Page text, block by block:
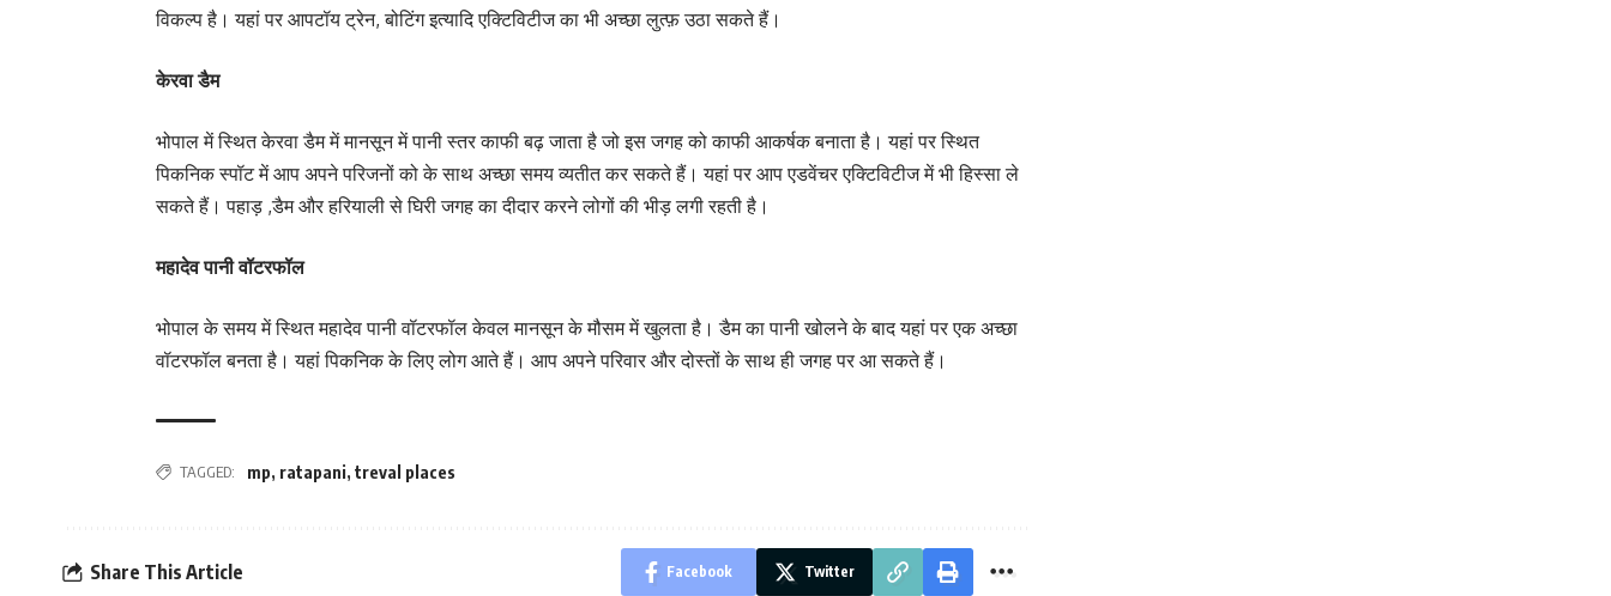
विकल्प है। यहां पर आपटॉय ट्रेन, बोटिंग इत्यादि एक्टिविटीज का भी अच्छा लुत्फ़ उठा सकते हैं।
केरवा डैम
भोपाल में स्थित केरवा डैम में मानसून में पानी स्तर काफी बढ़ जाता है जो इस जगह को काफी आकर्षक बनाता है। यहां पर स्थित
पिकनिक स्पॉट में आप अपने परिजनों को के साथ अच्छा समय व्यतीत कर सकते हैं। यहां पर आप एडवेंचर एक्टिविटीज में भी हिस्सा ले
सकते हैं। पहाड़ ,डैम और हरियाली से घिरी जगह का दीदार करने लोगों की भीड़ लगी रहती है।
महादेव पानी वॉटरफॉल
भोपाल के समय में स्थित महादेव पानी वॉटरफॉल केवल मानसून के मौसम में खुलता है। डैम का पानी खोलने के बाद यहां पर एक अच्छा
वॉटरफॉल बनता है। यहां पिकनिक के लिए लोग आते हैं। आप अपने परिवार और दोस्तों के साथ ही जगह पर आ सकते हैं।
TAGGED: mp, ratapani, treval places
Share This Article Facebook Twitter